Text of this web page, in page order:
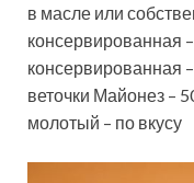
в масле или
консервированная
консервированная
веточки Майонез –
молотый – по вкусу